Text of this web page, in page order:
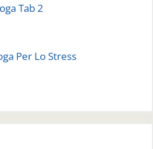
Tab 2
Per Lo Stress